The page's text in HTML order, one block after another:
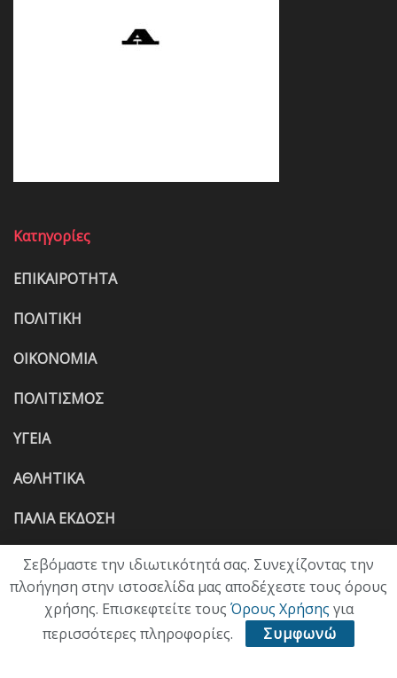
Κατηγορίες
ΕΠΙΚΑΙΡΟΤΗΤΑ
ΠΟΛΙΤΙΚΗ
ΟΙΚΟΝΟΜΙΑ
ΠΟΛΙΤΙΣΜΟΣ
ΥΓΕΙΑ
ΑΘΛΗΤΙΚΑ
ΠΑΛΙΑ ΕΚΔΟΣΗ
Σεβόμαστε την ιδιωτικότητά σας. Συνεχίζοντας την
πλοήγηση στην ιστοσελίδα μας αποδέχεστε τους όρους
χρήσης. Επισκεφτείτε τους Όρους Χρήσης για
περισσότερες πληροφορίες.
Συμφωνώ